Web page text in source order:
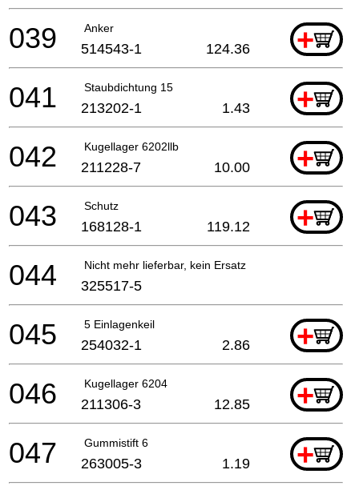
Anker +
039 514543-1 124.36
Staubdichtung 15 +
041 213202-1 1.43
Kugellager 6202llb +
042 211228-7 10.00
Schutz +
043 168128-1 119.12
Nicht mehr lieferbar, kein Ersatz
044 325517-5
5 Einlagenkeil +
045 254032-1 2.86
Kugellager 6204 +
046 211306-3 12.85
Gummistift 6 +
047 263005-3 1.19